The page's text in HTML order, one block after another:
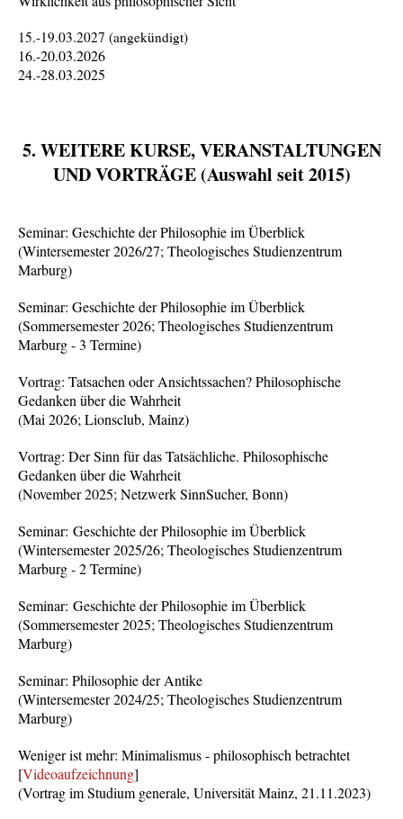
15.-19.03.2027 (angekündigt)
16.-20.03.2026
24.-28.03.2025
5. WEITERE KURSE, VERANSTALTUNGEN
UND VORTRÄGE (Auswahl seit 2015)
Seminar: Geschichte der Philosophie im Überblick
(Wintersemester 2026/27; Theologisches Studienzentrum
Marburg)
Seminar: Geschichte der Philosophie im Überblick
(Sommersemester 2026; Theologisches Studienzentrum
Marburg - 3 Termine)
Vortrag: Tatsachen oder Ansichtssachen? Philosophische
Gedanken über die Wahrheit
(Mai 2026; Lionsclub, Mainz)
Vortrag: Der Sinn für das Tatsächliche. Philosophische
Gedanken über die Wahrheit
(November 2025; Netzwerk SinnSucher, Bonn)
Seminar: Geschichte der Philosophie im Überblick
(Wintersemester 2025/26; Theologisches Studienzentrum
Marburg - 2 Termine)
Seminar: Geschichte der Philosophie im Überblick
(Sommersemester 2025; Theologisches Studienzentrum
Marburg)
Seminar: Philosophie der Antike
(Wintersemester 2024/25; Theologisches Studienzentrum
Marburg)
Weniger ist mehr: Minimalismus - philosophisch betrachtet
[Videoaufzeichnung]
(Vortrag im Studium generale, Universität Mainz, 21.11.2023)